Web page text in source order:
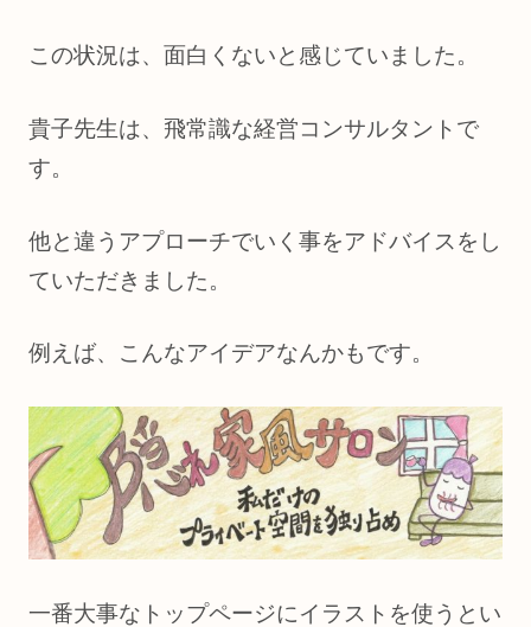
この状況は、面白くないと感じていました。
貴子先生は、飛常識な経営コンサルタントで
す。
他と違うアプローチでいく事をアドバイスをし
ていただきました。
例えば、こんなアイデアなんかもです。
一番大事なトップページにイラストを使うとい